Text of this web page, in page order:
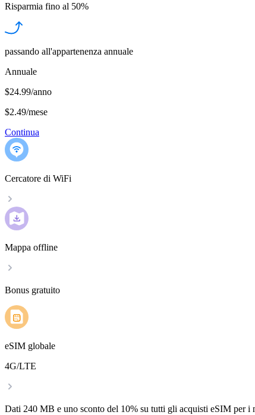
Risparmia fino al 50%
passando all'appartenenza annuale
Annuale
$24.99/anno
$2.49/mese
Continua
Cercatore di WiFi
Mappa offline
Bonus gratuito
eSIM globale
4G/LTE
Dati 240 MB e uno sconto del 10% su tutti gli acquisti eSIM per i